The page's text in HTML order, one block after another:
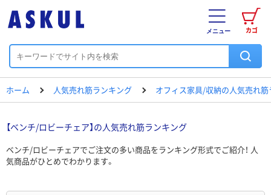
カゴ
メニュー
ホーム 人気売れ筋ランキング オフィス家具/収納の人気売れ
【ベンチ/ロビーチェア】の人気売れ筋ランキング
ベンチ/ロビーチェアでご注文の多い商品をランキング形式でご紹介！ 人
気商品がひとめでわかります。